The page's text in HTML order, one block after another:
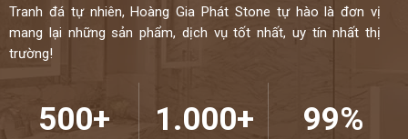
Tranh đá tự nhiên, Hoàng Gia Phát Stone tự hào là đơn vị
mang lại những sản phẩm, dịch vụ tốt nhất, uy tín nhất thị
trường!
500+ 1.000+ 99%